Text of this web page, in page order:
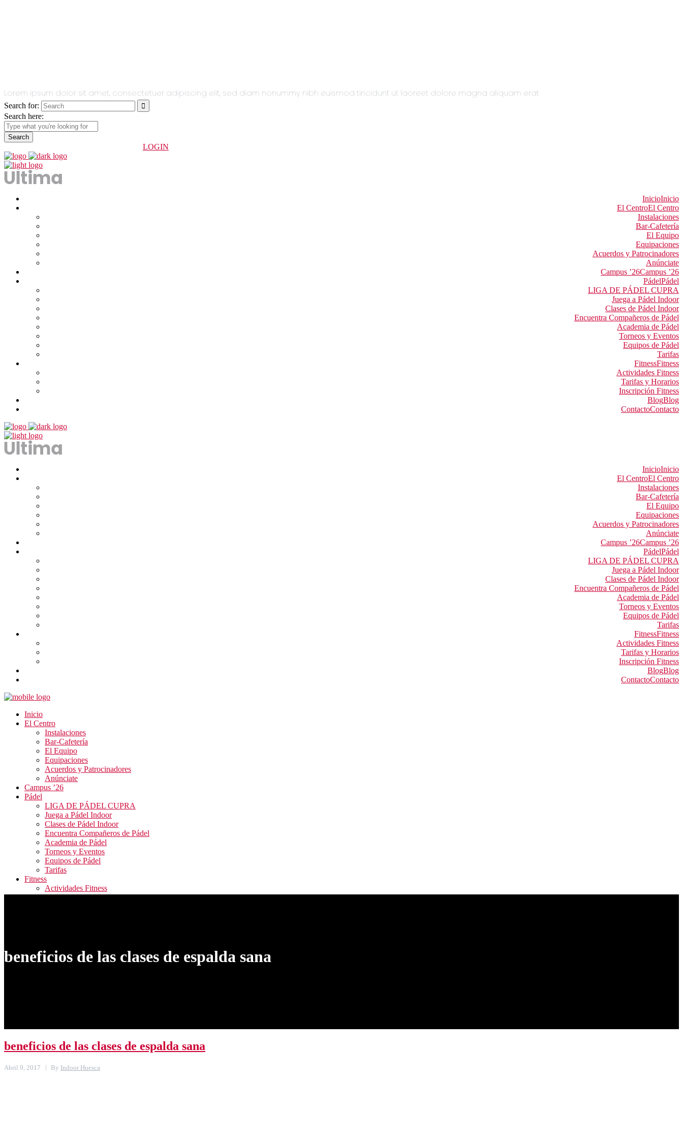
Lorem ipsum dolor sit amet, consectetuer adipiscing elit, sed diam nonummy nibh euismod tincidunt ut laoreet dolore magna aliquam erat
Search for:
Search here:
LOGIN
InicioInicio
El CentroEl Centro
Instalaciones
Bar-Cafetería
El Equipo
Equipaciones
Acuerdos y Patrocinadores
Anúnciate
Campus ’26Campus ’26
PádelPádel
LIGA DE PÁDEL CUPRA
Juega a Pádel Indoor
Clases de Pádel Indoor
Encuentra Compañeros de Pádel
Academia de Pádel
Torneos y Eventos
Equipos de Pádel
Tarifas
FitnessFitness
Actividades Fitness
Tarifas y Horarios
Inscripción Fitness
BlogBlog
ContactoContacto
InicioInicio
El CentroEl Centro
Instalaciones
Bar-Cafetería
El Equipo
Equipaciones
Acuerdos y Patrocinadores
Anúnciate
Campus ’26Campus ’26
PádelPádel
LIGA DE PÁDEL CUPRA
Juega a Pádel Indoor
Clases de Pádel Indoor
Encuentra Compañeros de Pádel
Academia de Pádel
Torneos y Eventos
Equipos de Pádel
Tarifas
FitnessFitness
Actividades Fitness
Tarifas y Horarios
Inscripción Fitness
BlogBlog
ContactoContacto
Inicio
El Centro
Instalaciones
Bar-Cafetería
El Equipo
Equipaciones
Acuerdos y Patrocinadores
Anúnciate
Campus ’26
Pádel
LIGA DE PÁDEL CUPRA
Juega a Pádel Indoor
Clases de Pádel Indoor
Encuentra Compañeros de Pádel
Academia de Pádel
Torneos y Eventos
Equipos de Pádel
Tarifas
Fitness
Actividades Fitness
Tarifas y Horarios
beneficios de las clases de espalda sana
beneficios de las clases de espalda sana
Abril 9, 2017 By Indoor Huesca